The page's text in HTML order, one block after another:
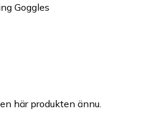
Goggles
här produkten ännu.